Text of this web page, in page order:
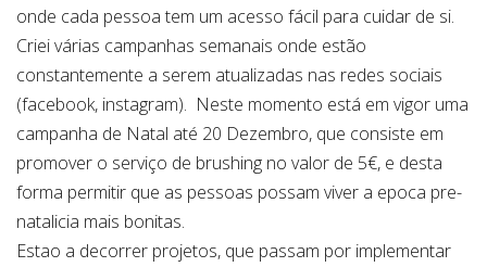
onde cada pessoa tem um acesso fácil para cuidar de si.
Criei várias campanhas semanais onde estão
constantemente a serem atualizadas nas redes sociais
(facebook, instagram). Neste momento está em vigor uma
campanha de Natal até 20 Dezembro, que consiste em
promover o serviço de brushing no valor de 5€, e desta
forma permitir que as pessoas possam viver a epoca pre-
natalicia mais bonitas.
Estao a decorrer projetos, que passam por implementar